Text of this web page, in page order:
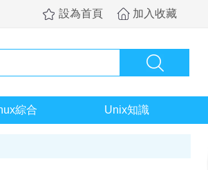
設為首頁 加入收藏
綜合 Unix知識